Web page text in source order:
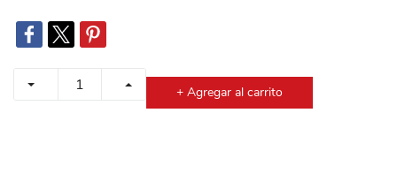
+ Agregar al carrito